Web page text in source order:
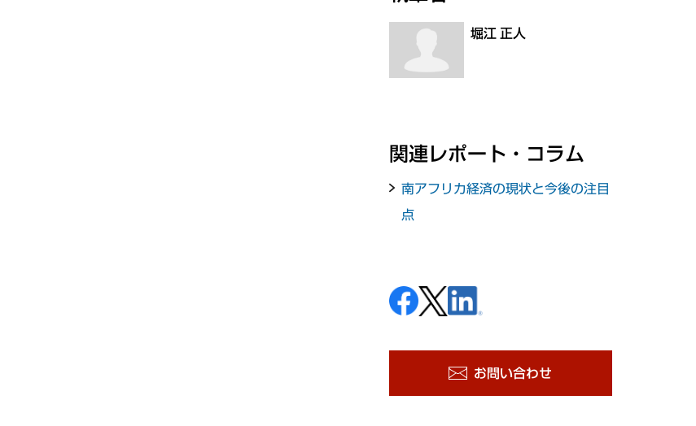
堀江 正人
関連レポート・コラム
南アフリカ経済の現状と今後の注目
点
お問い合わせ